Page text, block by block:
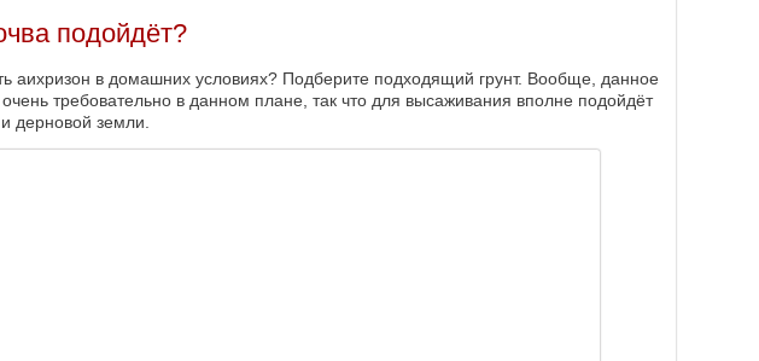
подойдёт?
аихризон в домашних условиях? Подберите подходящий грунт. Вообще, данное
требовательно в данном плане, так что для высаживания вполне подойдёт
дерновой земли.